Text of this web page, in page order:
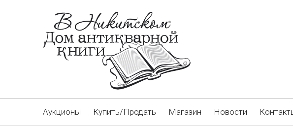
Аукционы Купить/Продать Магазин Новости